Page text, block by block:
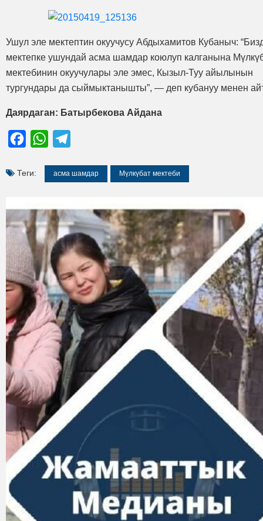
Ушул эле мектептин окуучусу Абдыхамитов Кубаныч:
мектепке ушундай асма шамдар коюлуп калганына
мектебинин окуучулары эле эмес, Кызыл-Туу айылынын
тургундары да сыймыктанышты”, — деп кубануу менен
Даярдаган: Батырбекова Айдана
FacebookWhatsApp
Теги: асма шамдар Мүлкүбат мектеби